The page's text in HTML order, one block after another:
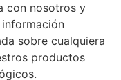
con nosotros y
sobre cualquiera
productos